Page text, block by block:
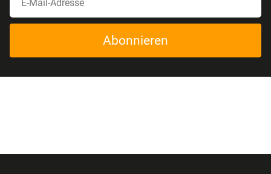
Abonnieren